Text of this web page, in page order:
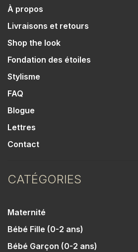
À propos
Livraisons et retours
Shop the look
Fondation des étoiles
Stylisme
FAQ
Blogue
Lettres
Contact
CATÉGORIES
Maternité
Bébé Fille (0-2 ans)
Bébé Garçon (0-2 ans)